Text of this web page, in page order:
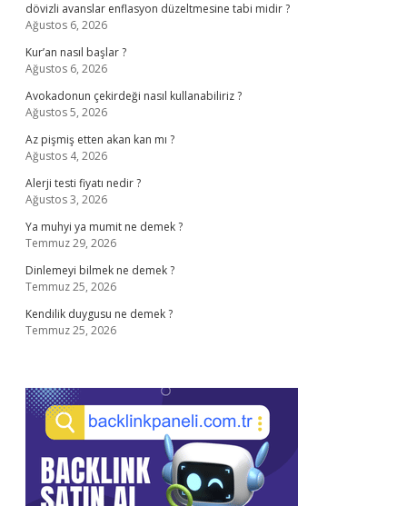
dövizli avanslar enflasyon düzeltmesine tabi midir ?
Ağustos 6, 2026
Kur’an nasıl başlar ?
Ağustos 6, 2026
Avokadonun çekirdeği nasıl kullanabiliriz ?
Ağustos 5, 2026
Az pişmiş etten akan kan mı ?
Ağustos 4, 2026
Alerji testi fiyatı nedir ?
Ağustos 3, 2026
Ya muhyi ya mumit ne demek ?
Temmuz 29, 2026
Dinlemeyi bilmek ne demek ?
Temmuz 25, 2026
Kendilik duygusu ne demek ?
Temmuz 25, 2026